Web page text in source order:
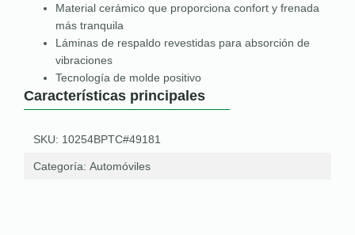
Material cerámico que proporciona confort y frenada
más tranquila
Láminas de respaldo revestidas para absorción de
vibraciones
Tecnología de molde positivo
Características principales
SKU: 10254BPTC#49181
Categoría: Automóviles